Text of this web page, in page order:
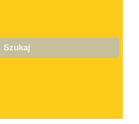
Szukaj